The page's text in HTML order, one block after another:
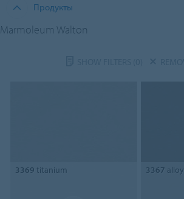
Продукты
Marmoleum Walton
3369 titanium 3367 alloy